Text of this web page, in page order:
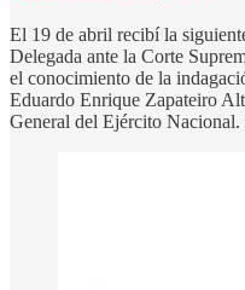
El 19 de abril recibí la
Delegada ante la Corte
el conocimiento de la
Eduardo Enrique Zapateiro
General del Ejército Nacional.